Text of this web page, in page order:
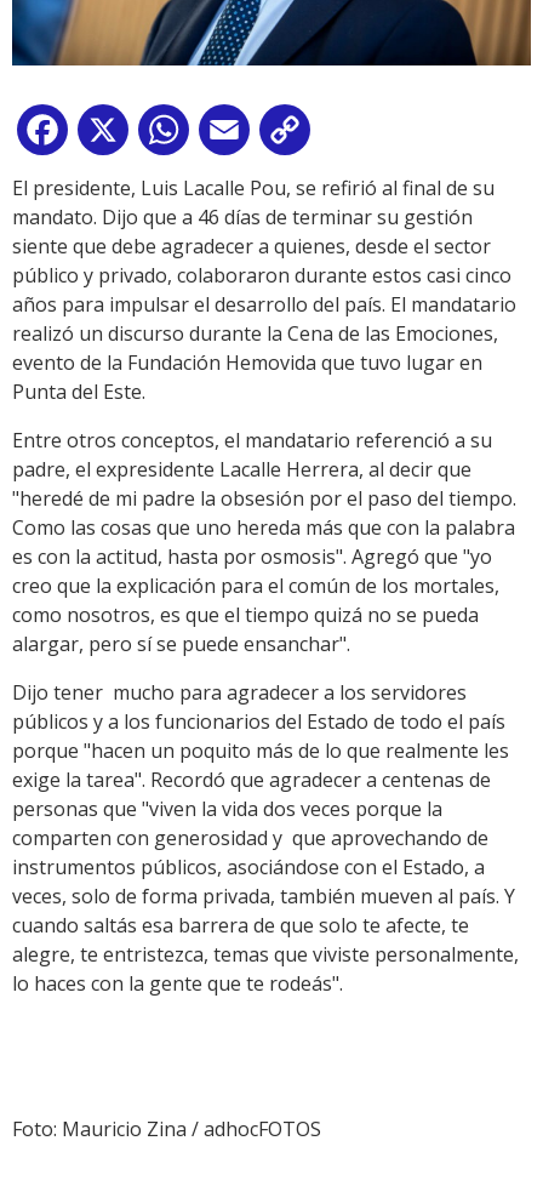
Facebook
X WhatsApp
Email
Link
El presidente, Luis Lacalle Pou, se refirió al final de su
mandato. Dijo que a 46 días de terminar su gestión
siente que debe agradecer a quienes, desde el sector
público y privado, colaboraron durante estos casi cinco
años para impulsar el desarrollo del país. El mandatario
realizó un discurso durante la Cena de las Emociones,
evento de la Fundación Hemovida que tuvo lugar en
Punta del Este.
Entre otros conceptos, el mandatario referenció a su
padre, el expresidente Lacalle Herrera, al decir que
"heredé de mi padre la obsesión por el paso del tiempo.
Como las cosas que uno hereda más que con la palabra
es con la actitud, hasta por osmosis". Agregó que "yo
creo que la explicación para el común de los mortales,
como nosotros, es que el tiempo quizá no se pueda
alargar, pero sí se puede ensanchar".
Dijo tener mucho para agradecer a los servidores
públicos y a los funcionarios del Estado de todo el país
porque "hacen un poquito más de lo que realmente les
exige la tarea". Recordó que agradecer a centenas de
personas que "viven la vida dos veces porque la
comparten con generosidad y que aprovechando de
instrumentos públicos, asociándose con el Estado, a
veces, solo de forma privada, también mueven al país. Y
cuando saltás esa barrera de que solo te afecte, te
alegre, te entristezca, temas que viviste personalmente,
lo haces con la gente que te rodeás".
Foto: Mauricio Zina / adhocFOTOS